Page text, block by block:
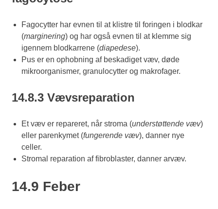
Fagocytter har evnen til at klistre til foringen i blodkar
(marginering) og har også evnen til at klemme sig
igennem blodkarrene (diapedese).
Pus er en ophobning af beskadiget væv, døde
mikroorganismer, granulocytter og makrofager.
14.8.3 Vævsreparation
Et væv er repareret, når stroma (understøttende væv)
eller parenkymet (fungerende væv), danner nye
celler.
Stromal reparation af fibroblaster, danner arvæv.
14.9 Feber